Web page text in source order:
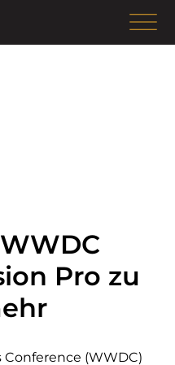
Pro zu
(WWDC)